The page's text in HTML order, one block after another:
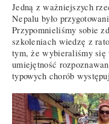
Jedną z ważniejszych
Nepalu było
Przypomnieliśmy sobie
szkoleniach wiedzę z
tym, że wybieraliśmy
umiejętność
typowych chorób